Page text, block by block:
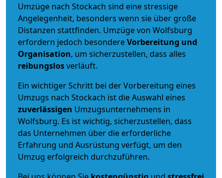
Umzüge nach Stockach sind eine stressige
Angelegenheit, besonders wenn sie über große
Distanzen stattfinden. Umzüge von Wolfsburg
erfordern jedoch besondereVorbereitung und
Organisation, um sicherzustellen, dass alles
reibungslosverläuft.
Ein wichtiger Schritt bei der Vorbereitung eines
Umzugs nach Stockach ist die Auswahl eines
zuverlässigen Umzugsunternehmens in
Wolfsburg. Es ist wichtig, sicherzustellen, dass
das Unternehmen über die erforderliche
Erfahrung und Ausrüstung verfügt, um den
Umzug erfolgreich durchzuführen.